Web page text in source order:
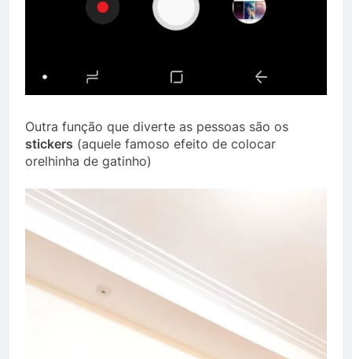
Outra função que diverte as pessoas são os
stickers (aquele famoso efeito de colocar
orelhinha de gatinho)